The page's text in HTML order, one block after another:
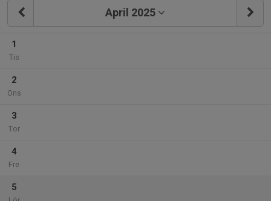
April 2025
1
Tis
2
Ons
3
Tor
4
Fre
5